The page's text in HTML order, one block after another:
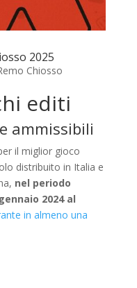
2025
Chiosso
editi
ammissibili
il miglior gioco
distribuito in Italia e
nel periodo
2024 al
in almeno una